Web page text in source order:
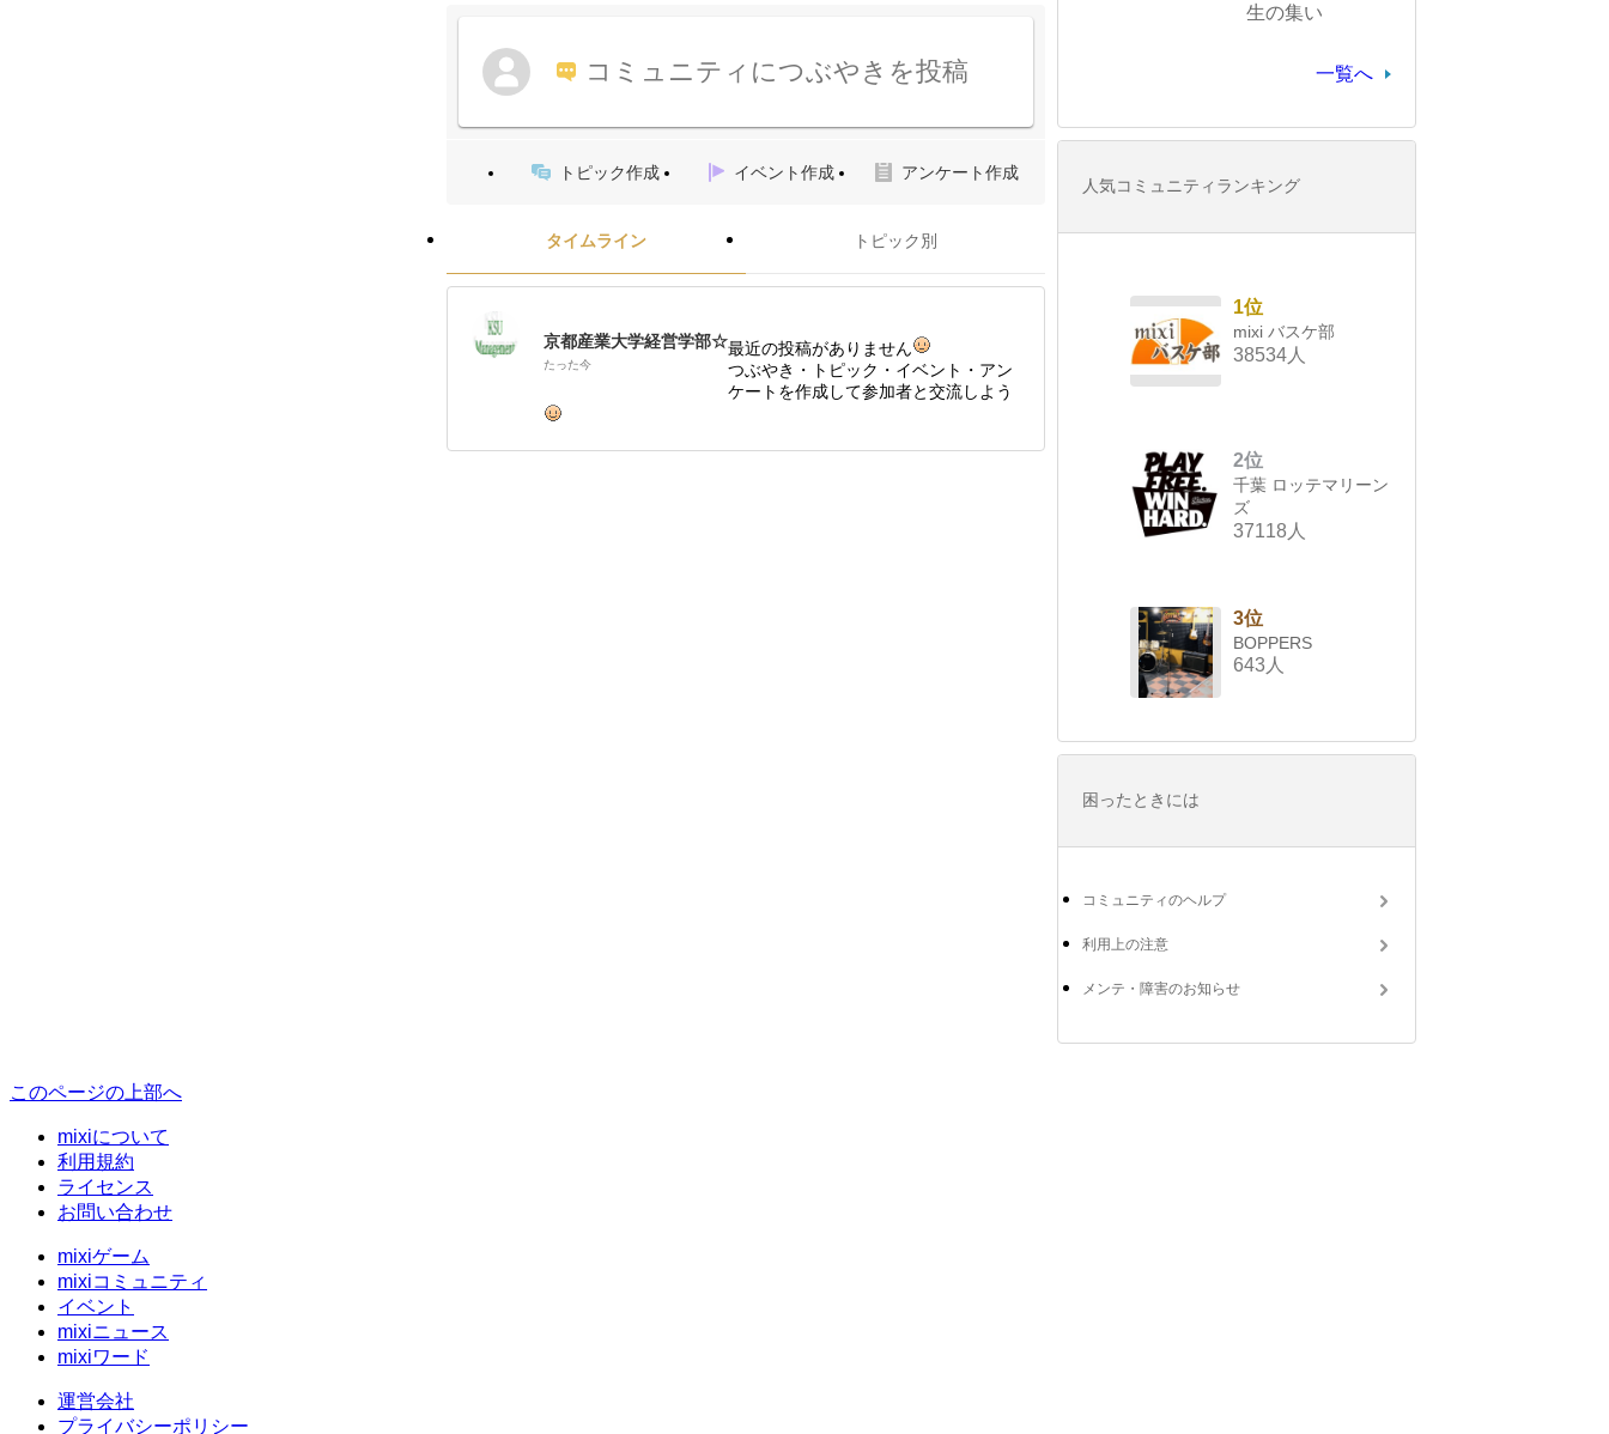
コミュニティにつぶやきを投稿
トピック作成 イベント作成 アンケート作成
タイムライン トピック別
京都産業大学経営学部☆
たった今
最近の投稿がありません
つぶやき・トピック・イベント・アン
ケートを作成して参加者と交流しよう
生の集い
一覧へ
人気コミュニティランキング
1位
mixi バスケ部
38534人
2位
千葉 ロッテマリーン
ズ
37118人
3位
BOPPERS
643人
困ったときには
コミュニティのヘルプ
利用上の注意
メンテ・障害のお知らせ
このページの上部へ
mixiについて
利用規約
ライセンス
お問い合わせ
mixiゲーム
mixiコミュニティ
イベント
mixiニュース
mixiワード
運営会社
プライバシーポリシー